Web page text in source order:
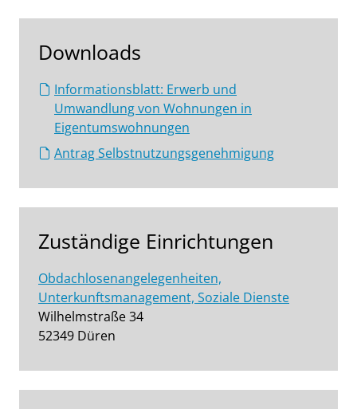
Downloads
Informationsblatt: Erwerb und
Umwandlung von Wohnungen in
Eigentumswohnungen
Antrag Selbstnutzungsgenehmigung
Zuständige Einrichtungen
Obdachlosenangelegenheiten,
Unterkunftsmanagement, Soziale Dienste
Wilhelmstraße 34
52349 Düren